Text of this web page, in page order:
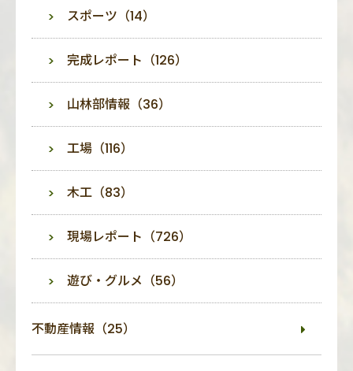
スポーツ（14）
完成レポート（126）
山林部情報（36）
工場（116）
木工（83）
現場レポート（726）
遊び・グルメ（56）
不動産情報（25）